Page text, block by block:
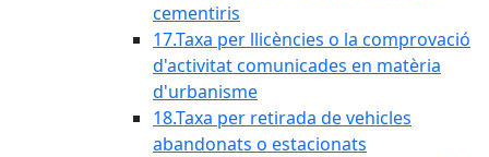
cementiris
17.Taxa per llicències o la comprovació
d'activitat comunicades en matèria
d'urbanisme
18.Taxa per retirada de vehicles
abandonats o estacionats